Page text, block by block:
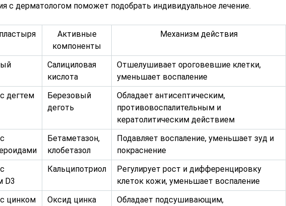
с дерматологом поможет подобрать индивидуальное лечение.
Активные
компоненты
Механизм действия
Салициловая
кислота
Отшелушивает ороговевшие клетки,
уменьшает воспаление
дегтем
Березовый
деготь
Обладает антисептическим,
противовоспалительным и
кератолитическим действием
Бетаметазон,
клобетазол
Подавляет воспаление, уменьшает зуд и
покраснение
D3
Кальципотриол
Регулирует рост и дифференцировку
клеток кожи, уменьшает воспаление
цинком
Оксид цинка
Обладает подсушивающим,